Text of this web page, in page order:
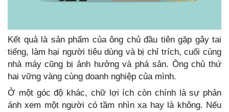
Kết quả là sản phẩm của ông chủ đầu tiên gặp gây tai
tiếng, làm hại người tiêu dùng và bị chỉ trích, cuối cùng
nhà máy cũng bị ảnh hưởng và phá sản. Ông chủ thứ
hai vững vàng cùng doanh nghiệp của mình.
Ở một góc độ khác, chữ lợi ích còn chính là sự phản
ánh xem một người có tầm nhìn xa hay là không. Nếu